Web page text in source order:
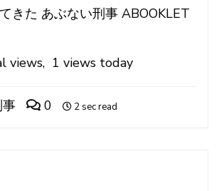
てきた あぶない刑事 ABOOKLET
views, 1 views today
0 2 sec read